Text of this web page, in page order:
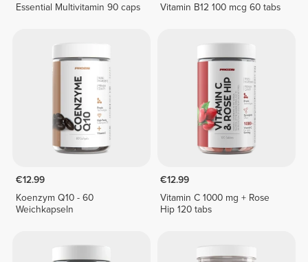
Essential Multivitamin 90 caps
Vitamin B12 100 mcg 60 tabs
€12.99
Koenzym Q10 - 60
Weichkapseln
€12.99
Vitamin C 1000 mg + Rose
Hip 120 tabs